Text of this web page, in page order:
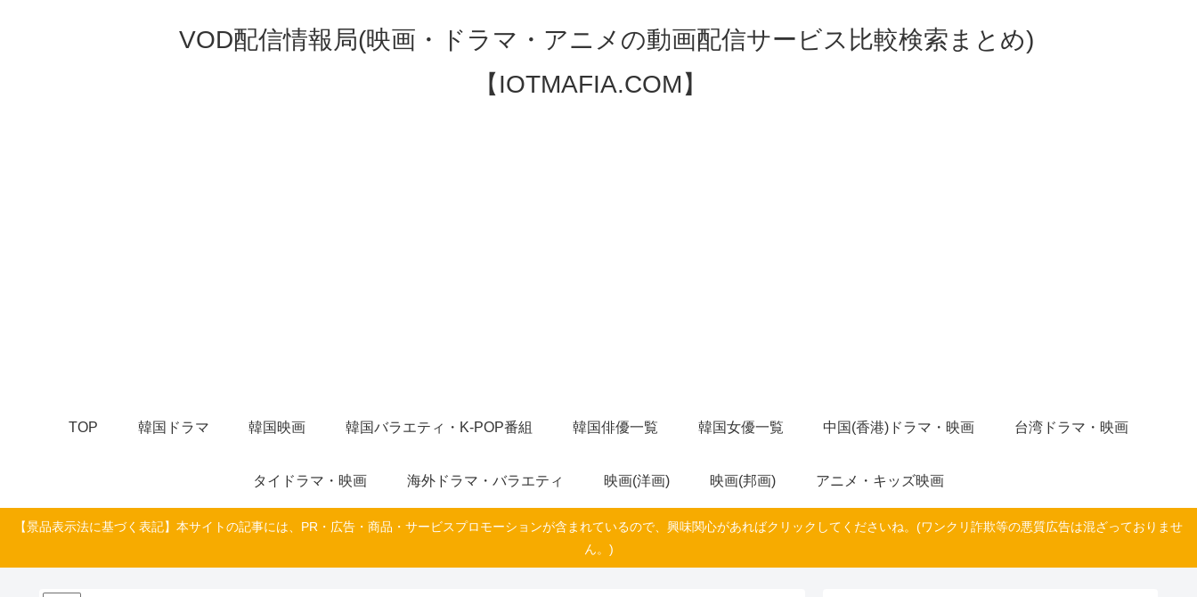
VOD配信情報局(映画・ドラマ・アニメの動画配信サービス比較検索まとめ)
【IOTMAFIA.COM】
TOP 韓国ドラマ 韓国映画 韓国バラエティ・K-POP番組 韓国俳優一覧 韓国女優一覧 中国(香港)ドラマ・映画 台湾ドラマ・映画
タイドラマ・映画 海外ドラマ・バラエティ 映画(洋画) 映画(邦画) アニメ・キッズ映画
【景品表示法に基づく表記】本サイトの記事には、PR・広告・商品・サービスプロモーションが含まれているので、興味関心があればクリックしてくださいね。(ワンクリ詐欺等の悪質広告は混ざっておりませ
ん。)